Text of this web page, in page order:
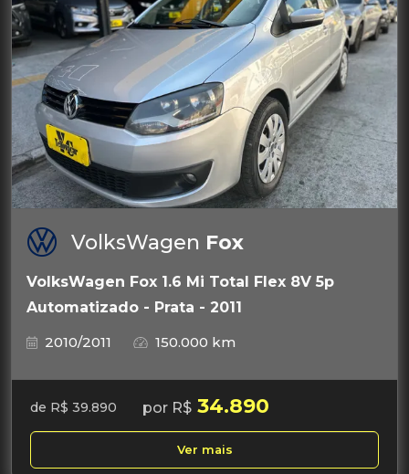
VolksWagen Fox
VolksWagen Fox 1.6 Mi Total Flex 8V 5p
Automatizado - Prata - 2011
2010/2011
150.000 km
de R$ 39.890 por R$ 34.890
Ver mais